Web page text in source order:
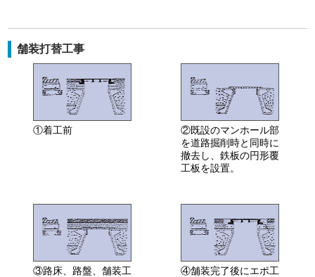
舗装打替工事
①着工前
②既設のマンホール部
を道路掘削時と同時に
撤去し、鉄板の円形覆
工板を設置。
③路床、路盤、舗装工
④舗装完了後にエポ工